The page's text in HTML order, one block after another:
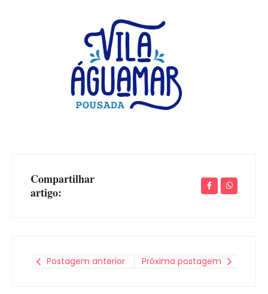
Compartilhar
artigo:
Postagem anterior Próxima postagem